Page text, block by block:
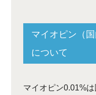
マイオピン（
について
マイオピン0.01%は